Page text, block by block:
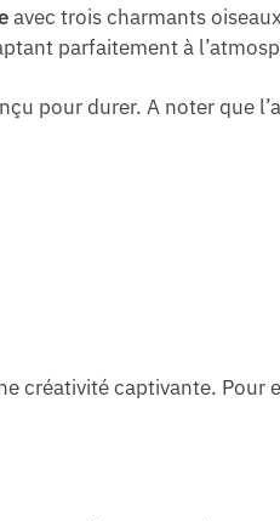
avec trois charmants
parfaitement à
pour durer. A noter que
créativité captivante. Pour